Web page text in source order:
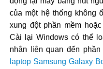
của một hệ thống không
xung đột phần mềm
Cài lại Windows có thể
nhân liên quan đến
laptop Samsung Galaxy